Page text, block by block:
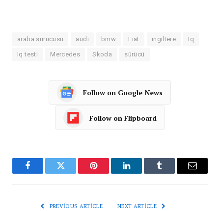
araba sürücüsü audi bmw Fiat ingiltere Iq
Iq testi Mercedes Skoda sürücü
Follow on Google News
Follow on Flipboard
FacebookTwitter Pinterest LinkedInTumblr Email
PREVIOUS ARTICLE NEXT ARTICLE